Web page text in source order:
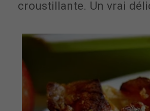
croustillante. Un vrai